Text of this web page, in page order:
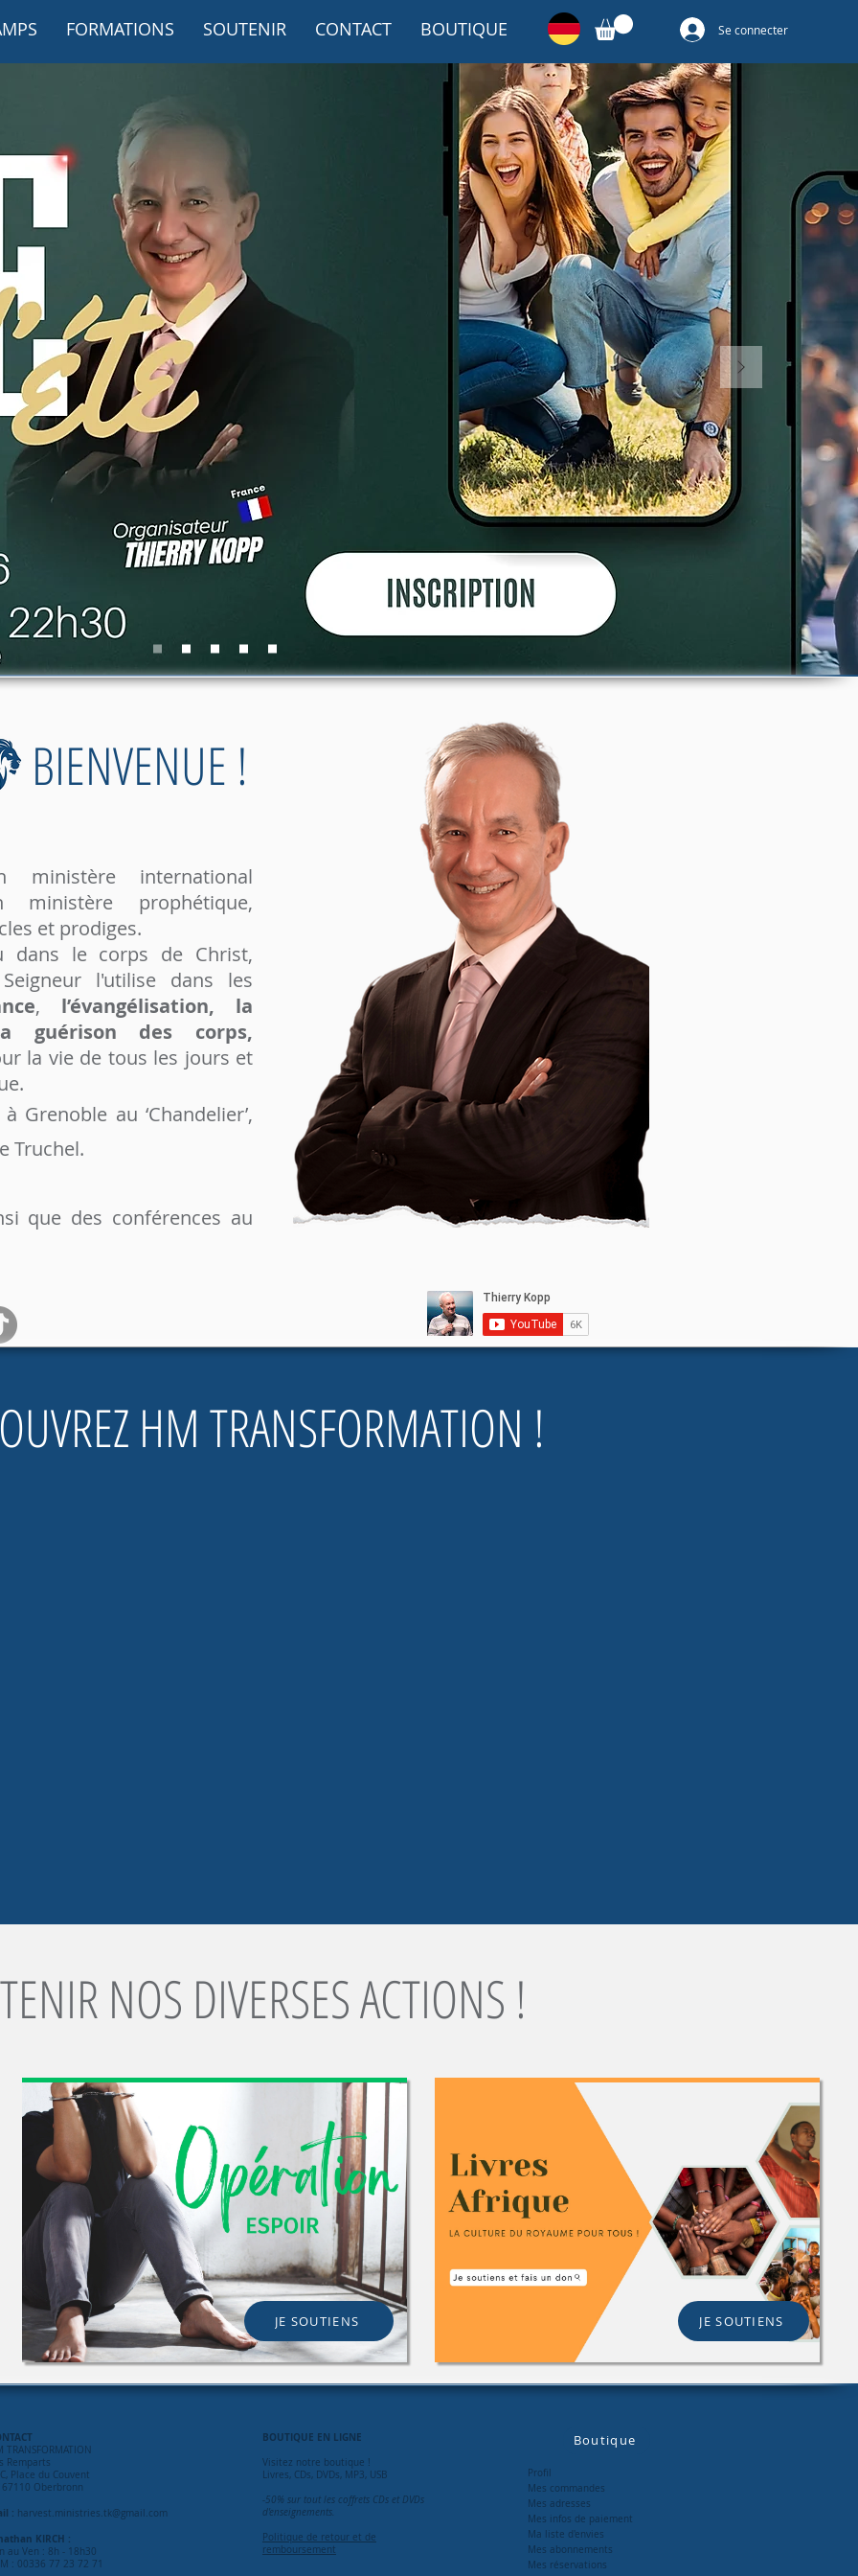
FORMATIONS SOUTENIR CONTACT BOUTIQUE Se connecter
Plus d'infos
BIENVENUE !
ministère international
ministère prophétique,
et prodiges.
le corps de Christ,
l'utilise dans les
, l’évangélisation, la
guérison des corps,
la vie de tous les jours et
Grenoble au ‘Chandelier’,
Truchel.
que des conférences au
HM TRANSFORMATION !
NOS DIVERSES ACTIONS !
JE SOUTIENS JE SOUTIENS
TRANSFORMATION
Remparts
Place du Couvent
67110 Oberbronn
: harvest.ministries.tk@gmail.com
KIRCH :
au Ven : 8h - 18h30
: 00336 77 23 72 71
BOUTIQUE EN LIGNE
Visitez notre boutique !
Livres, CDs, DVDs, MP3, USB
-50% sur tout les coffrets CDs et DVDs
d'enseignements.
Politique de retour et de
remboursement
Boutique
Profil
Mes commandes
Mes adresses
Mes infos de paiement
Ma liste d'envies
Mes abonnements
Mes réservations